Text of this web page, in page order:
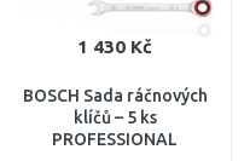
1 430 Kč
BOSCH Sada ráčnových
klíčů – 5 ks
PROFESSIONAL